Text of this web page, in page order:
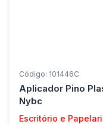
Código: 101446C
Aplicador Pino
Nybc
Escritório e